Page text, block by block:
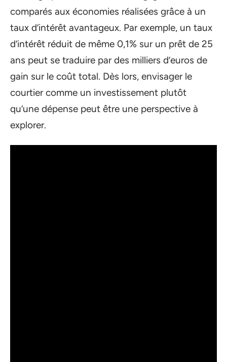
comparés aux économies réalisées grâce à un
taux d’intérêt avantageux. Par exemple, un taux
d’intérêt réduit de même 0,1% sur un prêt de 25
ans peut se traduire par des milliers d’euros de
gain sur le coût total. Dès lors, envisager le
courtier comme un investissement plutôt
qu’une dépense peut être une perspective à
explorer.